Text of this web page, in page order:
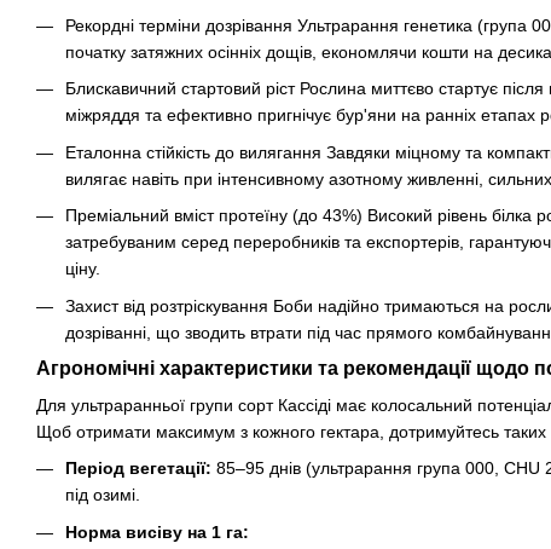
Рекордні терміни дозрівання Ультрарання генетика (група
початку затяжних осінніх дощів, економлячи кошти на
Блискавичний стартовий рістРослина миттєво стартує після
міжряддя та ефективно пригнічує бур'яни на ранніх етапах
Еталонна стійкість до вилягання Завдяки міцному та
вилягає навіть при інтенсивному азотному живленні,
Преміальний вміст протеїну (до 43%) Високий рівень білка
затребуваним серед переробників та експортерів,
ціну.
Захист від розтріскування Боби надійно тримаються на
дозріванні, що зводить втрати під час прямого
Агрономічні характеристики та рекомендації щодо
Для ультраранньої групи сорт Кассіді має колосальний
Щоб отримати максимум з кожного гектара, дотримуйтесь таких
Період вегетації: 85–95 днів (ультрарання група 000,
під озимі.
Норма висіву на 1 га: